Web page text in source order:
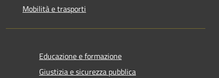
Mobilità e trasporti
Educazione e formazione
Giustizia e sicurezza pubblica